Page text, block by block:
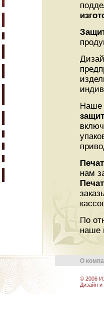
Наше
нам
По
наше
О
© 2006
Дизайн